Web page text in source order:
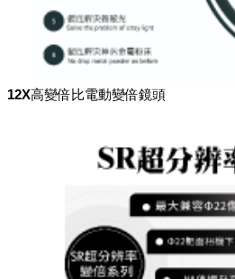
12X高變倍比電動變倍鏡頭